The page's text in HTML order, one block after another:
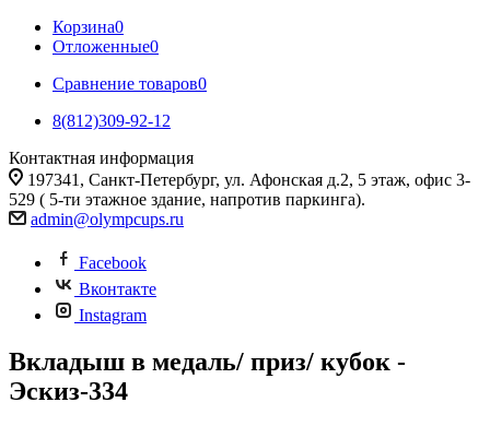
Корзина0
Отложенные0
Сравнение товаров0
8(812)309-92-12
Контактная информация
197341, Санкт-Петербург, ул. Афонская д.2, 5 этаж, офис 3-
529 ( 5-ти этажное здание, напротив паркинга).
admin@olympcups.ru
Facebook
Вконтакте
Instagram
Вкладыш в медаль/ приз/ кубок -
Эскиз-334